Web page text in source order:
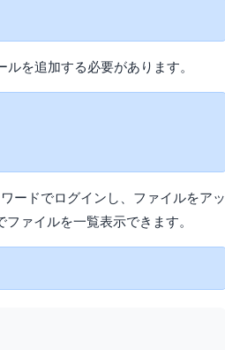
を追加する必要があります。
ードでログインし、ファイルをアッ
ァイルを一覧表示できます。